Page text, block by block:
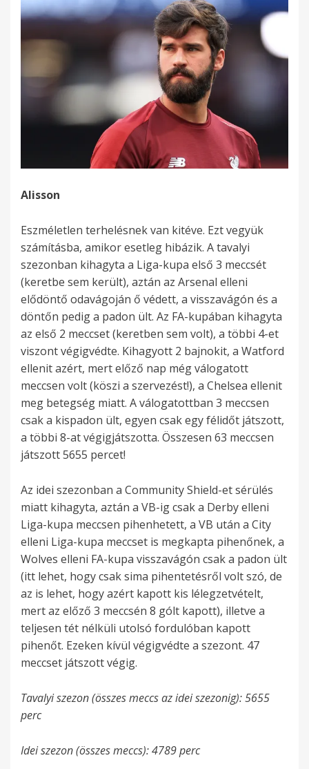
Alisson
Eszméletlen terhelésnek van kitéve. Ezt vegyük
számításba, amikor esetleg hibázik. A tavalyi
szezonban kihagyta a Liga-kupa első 3 meccsét
(keretbe sem került), aztán az Arsenal elleni
elődöntő odavágoján ő védett, a visszavágón és a
döntőn pedig a padon ült. Az FA-kupában kihagyta
az első 2 meccset (keretben sem volt), a többi 4-et
viszont végigvédte. Kihagyott 2 bajnokit, a Watford
ellenit azért, mert előző nap még válogatott
meccsen volt (köszi a szervezést!), a Chelsea ellenit
meg betegség miatt. A válogatottban 3 meccsen
csak a kispadon ült, egyen csak egy félidőt játszott,
a többi 8-at végigjátszotta. Összesen 63 meccsen
játszott 5655 percet!
Az idei szezonban a Community Shield-et sérülés
miatt kihagyta, aztán a VB-ig csak a Derby elleni
Liga-kupa meccsen pihenhetett, a VB után a City
elleni Liga-kupa meccset is megkapta pihenőnek, a
Wolves elleni FA-kupa visszavágón csak a padon ült
(itt lehet, hogy csak sima pihentetésről volt szó, de
az is lehet, hogy azért kapott kis lélegzetvételt,
mert az előző 3 meccsén 8 gólt kapott), illetve a
teljesen tét nélküli utolsó fordulóban kapott
pihenőt. Ezeken kívül végigvédte a szezont. 47
meccset játszott végig.
Tavalyi szezon (összes meccs az idei szezonig): 5655
perc
Idei szezon (összes meccs): 4789 perc